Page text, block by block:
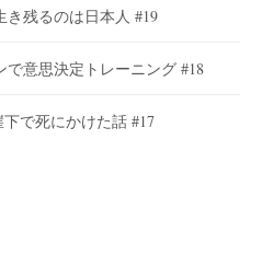
残るのは日本人 #19
で意思決定トレーニング #18
で死にかけた話 #17